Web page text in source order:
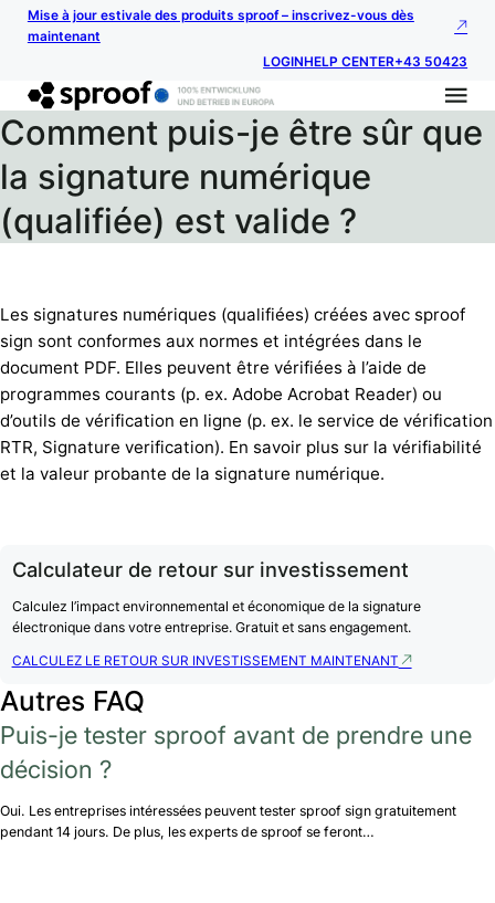
Mise à jour estivale des produits sproof – inscrivez-vous dès
maintenant
LOGINHELP CENTER+43 50423
Comment puis-je être sûr que
la signature numérique
(qualifiée) est valide ?
Les signatures numériques (qualifiées) créées avec sproof
sign sont conformes aux normes et intégrées dans le
document PDF. Elles peuvent être vérifiées à l’aide de
programmes courants (p. ex. Adobe Acrobat Reader) ou
d’outils de vérification en ligne (p. ex. le service de vérification
RTR, Signature verification). En savoir plus sur la vérifiabilité
et la valeur probante de la signature numérique.
Calculateur de retour sur investissement
Calculez l’impact environnemental et économique de la signature
électronique dans votre entreprise. Gratuit et sans engagement.
CALCULEZ LE RETOUR SUR INVESTISSEMENT MAINTENANT
Autres FAQ
Puis-je tester sproof avant de prendre une
décision ?
Oui. Les entreprises intéressées peuvent tester sproof sign gratuitement
pendant 14 jours. De plus, les experts de sproof se feront…